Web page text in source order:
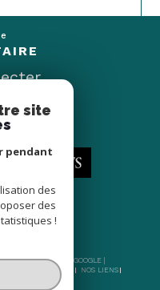
POWERED BY GOOGLE |
ADMIN
NOS LIENS
site
pendant
des
des
!